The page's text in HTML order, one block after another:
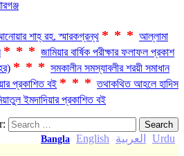
শাহ্‌ রহ. স্মারকগ্রন্থ *** আল্লামা
*** জামিয়ার বার্ষিক পরীক্ষার ফলাফল প্রকাশ
*** সমকালীন সমস্যাবলীর শরয়ী সমাধান
প্রকাশিত বই ***তথাকথিত আহলে হাদিস
ইমদাদিয়ার প্রকাশিত বই
Bangla English العربية Urdu